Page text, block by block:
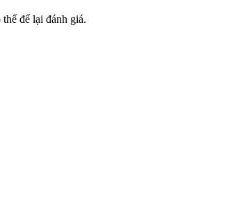
để lại đánh giá.